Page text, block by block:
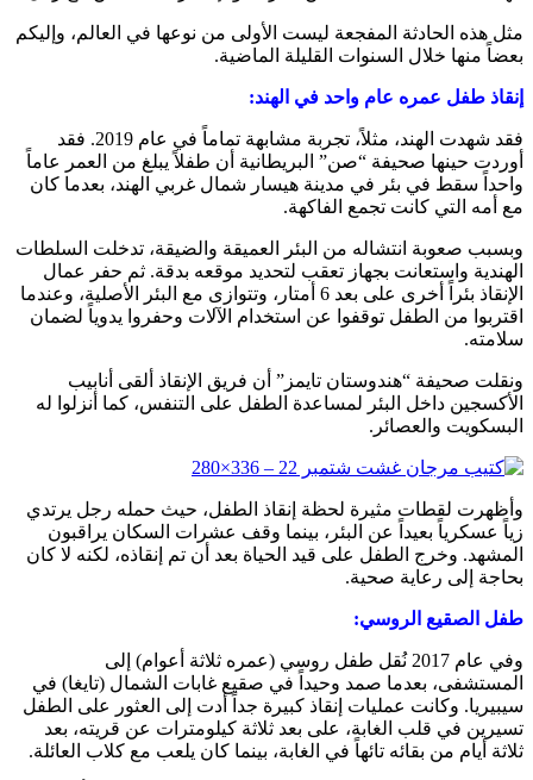
مثل هذه الحادثة المفجعة ليست الأولى من نوعها في العالم، وإليكم
بعضاً منها خلال السنوات القليلة الماضية.
إنقاذ طفل عمره عام واحد في الهند:
فقد شهدت الهند، مثلاً، تجربة مشابهة تماماً في عام 2019. فقد
أوردت حينها صحيفة “صن” البريطانية أن طفلاً يبلغ من العمر عاماً
واحداً سقط في بئر في مدينة هيسار شمال غربي الهند، بعدما كان
مع أمه التي كانت تجمع الفاكهة.
وبسبب صعوبة انتشاله من البئر العميقة والضيقة، تدخلت السلطات
الهندية واستعانت بجهاز تعقب لتحديد موقعه بدقة. ثم حفر عمال
الإنقاذ بئراً أخرى على بعد 6 أمتار، وتتوازى مع البئر الأصلية، وعندما
اقتربوا من الطفل توقفوا عن استخدام الآلات وحفروا يدوياً لضمان
سلامته.
ونقلت صحيفة “هندوستان تايمز” أن فريق الإنقاذ ألقى أنابيب
الأكسجين داخل البئر لمساعدة الطفل على التنفس، كما أنزلوا له
البسكويت والعصائر.
وأظهرت لقطات مثيرة لحظة إنقاذ الطفل، حيث حمله رجل يرتدي
زياً عسكرياً بعيداً عن البئر، بينما وقف عشرات السكان يراقبون
المشهد. وخرج الطفل على قيد الحياة بعد أن تم إنقاذه، لكنه لا كان
بحاجة إلى رعاية صحية.
طفل الصقيع الروسي:
وفي عام 2017 نُقل طفل روسي (عمره ثلاثة أعوام) إلى
المستشفى، بعدما صمد وحيداً في صقيع غابات الشمال (تايغا) في
سيبيريا. وكانت عمليات إنقاذ كبيرة جداً أدت إلى العثور على الطفل
تسيرين في قلب الغابة، على بعد ثلاثة كيلومترات عن قريته، بعد
ثلاثة أيام من بقائه تائهاً في الغابة، بينما كان يلعب مع كلاب العائلة.